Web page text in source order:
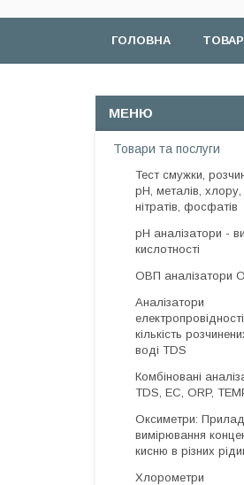
ГОЛОВНА
Товари та послуги
Тест смужки,
рН, металів, хлору,
нітратів, фосфатів
рН аналізатори -
кислотності
ОВП аналізатори
Аналізатори
кількість
воді TDS
Комбіновані
TDS, EC, ORP,
Оксиметри:
вимірювання
кисню в різних
Хлорометри